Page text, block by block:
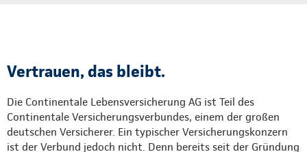
Vertrauen, das bleibt.
Die Continentale Lebensversicherung AG ist Teil des
Continentale Versicherungsverbundes, einem der großen
deutschen Versicherer. Ein typischer Versicherungskonzern
ist der Verbund jedoch nicht. Denn bereits seit der Gründung